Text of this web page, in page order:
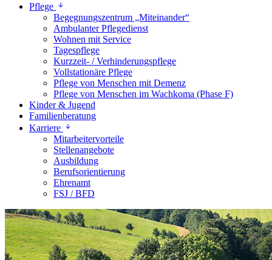
Pflege
Begegnungszentrum „Miteinander“
Ambulanter Pflegedienst
Wohnen mit Service
Tagespflege
Kurzzeit- / Verhinderungspflege
Vollstationäre Pflege
Pflege von Menschen mit Demenz
Pflege von Menschen im Wachkoma (Phase F)
Kinder & Jugend
Familienberatung
Karriere
Mitarbeitervorteile
Stellenangebote
Ausbildung
Berufsorientierung
Ehrenamt
FSJ / BFD